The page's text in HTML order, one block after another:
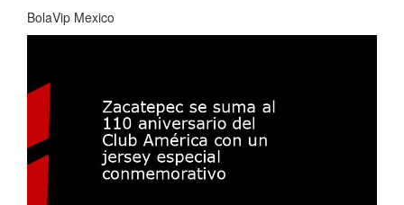
BolaVip Mexico